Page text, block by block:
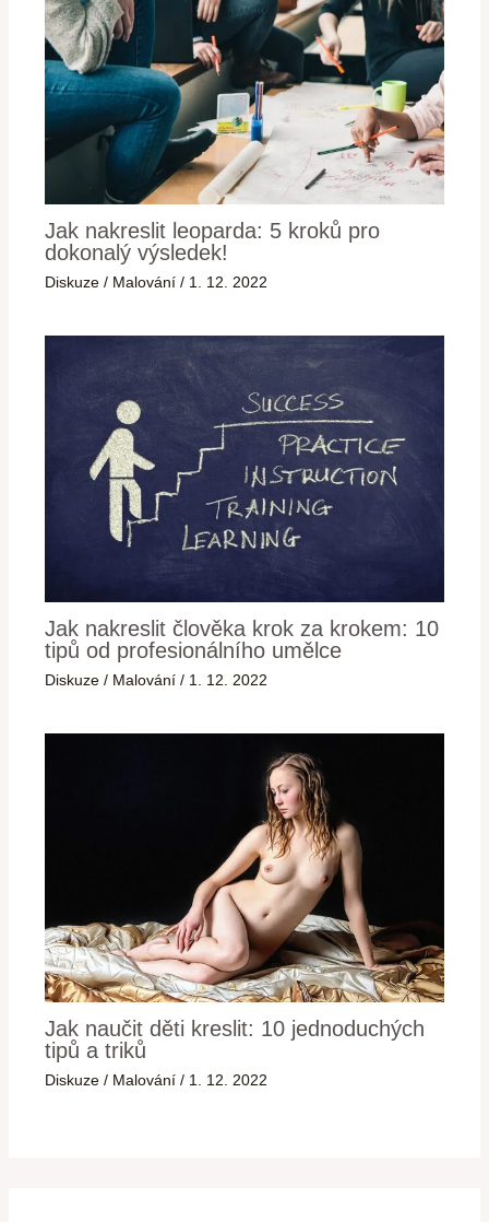
Jak nakreslit leoparda: 5 kroků pro
dokonalý výsledek!
Diskuze / Malování / 1. 12. 2022
Jak nakreslit člověka krok za krokem: 10
tipů od profesionálního umělce
Diskuze / Malování / 1. 12. 2022
Jak naučit děti kreslit: 10 jednoduchých
tipů a triků
Diskuze / Malování / 1. 12. 2022